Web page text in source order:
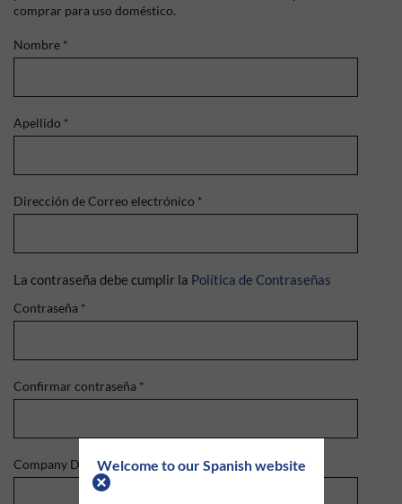
Welcome to our Spanish website
comprar para uso doméstico.
Nombre *
Apellido *
Dirección de Correo electrónico *
La contraseña debe cumplir la Política de Contraseñas
Contraseña *
Confirmar contraseña *
Company Domain*